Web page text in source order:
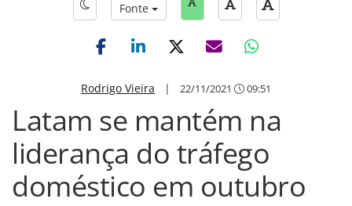
Fonte
Rodrigo Vieira | 22/11/2021 09:51
Latam se mantém na
liderança do tráfego
doméstico em outubro